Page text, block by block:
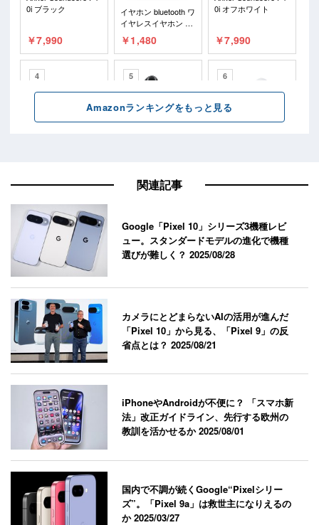
関連記事
Google「Pixel 10」シリーズ3機種レビ
ュー。スタンダードモデルの進化で機種
選びが難しく？2025/08/28
カメラにとどまらないAIの活用が進んだ
「Pixel 10」から見る、「Pixel 9」の反
省点とは？2025/08/21
iPhoneやAndroidが不便に？ 「スマホ新
法」改正ガイドライン、先行する欧州の
教訓を活かせるか2025/08/01
国内で不調が続くGoogle“Pixelシリー
ズ”。「Pixel 9a」は救世主になりえるの
か2025/03/27